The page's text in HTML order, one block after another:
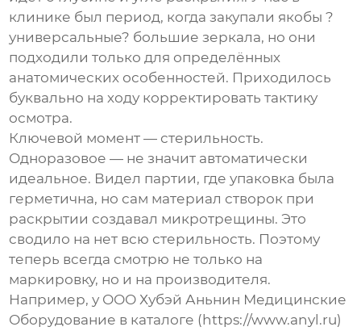
клинике был период, когда закупали якобы ?
универсальные? большие зеркала, но они
подходили только для определённых
анатомических особенностей. Приходилось
буквально на ходу корректировать тактику
осмотра.
Ключевой момент — стерильность.
Одноразовое — не значит автоматически
идеальное. Видел партии, где упаковка была
герметична, но сам материал створок при
раскрытии создавал микротрещины. Это
сводило на нет всю стерильность. Поэтому
теперь всегда смотрю не только на
маркировку, но и на производителя.
Например, у ООО Хубэй Аньнин Медицинские
Оборудование в каталоге ( https://www.anyl.ru)